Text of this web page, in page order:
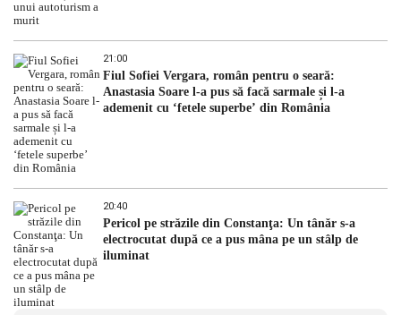
21:00
Fiul Sofiei Vergara, român pentru o seară:
Anastasia Soare l-a pus să facă sarmale și l-a
ademenit cu ‘fetele superbe’ din România
20:40
Pericol pe străzile din Constanţa: Un tânăr s-a
electrocutat după ce a pus mâna pe un stâlp de
iluminat